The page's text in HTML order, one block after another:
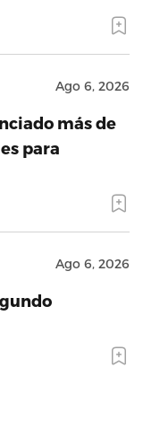
Ago 6, 2026
más de
para
Ago 6, 2026